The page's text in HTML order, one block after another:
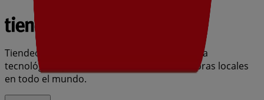
Tiendeo forma parte de Shopfully, la empresa
tecnológica que está reinventando las compras locales
en todo el mundo.